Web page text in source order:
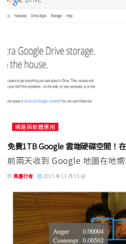
網路與軟體應用
免費1TB Google 雲端硬碟空間！
前兩天收到 Google 地圖在地
BY異塵行者 2015 年 11 月 15 日